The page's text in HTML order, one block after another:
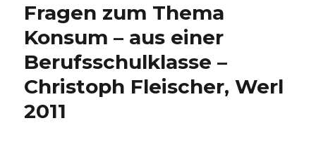
Fragen zum Thema
Konsum – aus einer
Berufsschulklasse –
Christoph Fleischer, Werl
2011